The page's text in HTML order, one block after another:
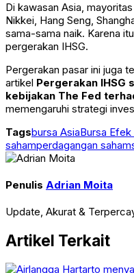
Di kawasan Asia,
Nikkei, Hang Seng,
sama-sama naik. Karena
pergerakan IHSG.
Pergerakan pasar ini juga
artikel Pergerakan IHSG
kebijakan The Fed
memengaruhi strategi
Tagsbursa AsiaBursa
sahamperdagangan saham
Penulis Adrian Moita
Update, Akurat &
Artikel Terkait